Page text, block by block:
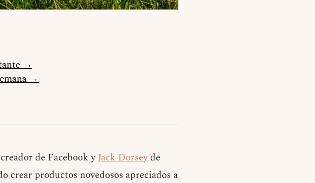
→
→
de Facebook yJack Dorseyde
crear productos novedosos apreciados a